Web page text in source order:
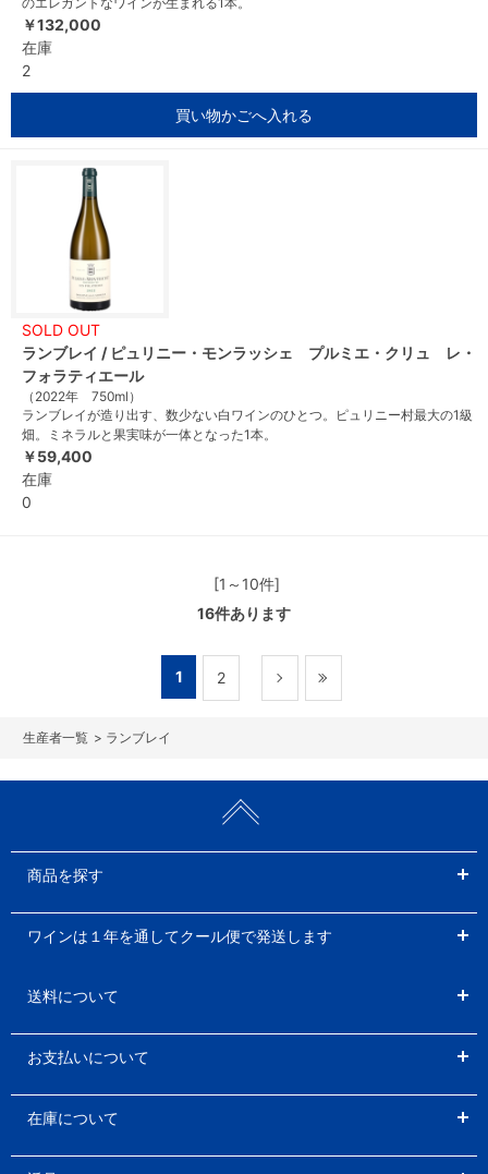
￥132,000
在庫
2
買い物かごへ入れる
SOLD OUT
ランブレイ / ピュリニー・モンラッシェ プルミエ・クリュ レ・
フォラティエール
（2022年 750ml）
ランブレイが造り出す、数少ない白ワインのひとつ。ピュリニー村最大の1級
畑。ミネラルと果実味が一体となった1本。
￥59,400
在庫
0
[1～10件]
16件あります
1 2
> ランブレイ
商品を探す
ワインは１年を通してクール便で発送します
送料について
お支払いについて
在庫について